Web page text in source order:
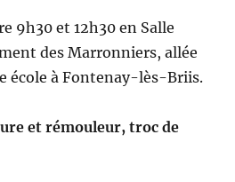
9h30 et 12h30 en Salle
des Marronniers, allée
école à Fontenay-lès-Briis.
et rémouleur, troc de